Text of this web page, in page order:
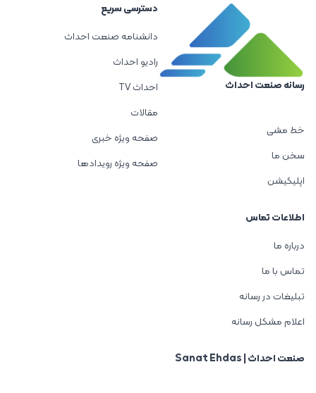
رسانه صنعت احداث
خط مشی
سخن ما
اپلیکیشن
دسترسی سریع
دانشنامه صنعت احداث
رادیو احداث
احداث TV
مقالات
صفحه ویژه خبری
صفحه ویژه رویدادها
اطلاعات تماس
درباره ما
تماس با ما
تبلیغات در رسانه
اعلام مشکل رسانه
صنعت احداث | Sanat Ehdas